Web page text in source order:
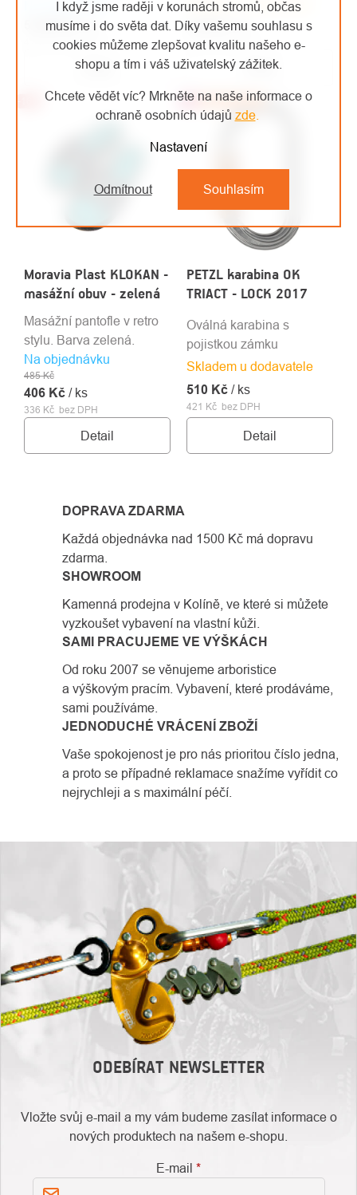
I když jsme raději v korunách stromů, občas
musíme i do světa dat. Díky vašemu souhlasu s
cookies můžeme zlepšovat kvalitu našeho e-
shopu a tím i váš uživatelský zážitek.
Chcete vědět víc? Mrkněte na naše informace o
ochraně osobních údajů zde.
Nastavení
Odmítnout Souhlasím
Na objednávku
4 401 Kč bez DPH
5 325 Kč/ ks
Detail
lese a práce s motorovou
pilou.
Skladem u dodavatele
119 Kč bez DPH
144 Kč/ ks
Detail
566 • EN 795B
Moravia Plast KLOKAN -
masážní obuv - zelená
Na objednávku
336 Kč bez DPH
485 Kč
406 Kč / ks
Detail
Masážní pantofle v retro
stylu. Barva zelená.
Top Doporučujeme
PETZL karabina OK
TRIACT - LOCK 2017
Skladem u dodavatele
421 Kč bez DPH
510 Kč / ks
Detail
Oválná karabina s
pojistkou zámku
DOPRAVA ZDARMA
Každá objednávka nad 1500 Kč má dopravu
zdarma.
SHOWROOM
Kamenná prodejna v Kolíně, ve které si můžete
vyzkoušet vybavení na vlastní kůži.
SAMI PRACUJEME VE VÝŠKÁCH
Od roku 2007 se věnujeme arboristice
a výškovým pracím. Vybavení, které prodáváme,
sami používáme.
JEDNODUCHÉ VRÁCENÍ ZBOŽÍ
Vaše spokojenost je pro nás prioritou číslo jedna,
a proto se případné reklamace snažíme vyřídit co
nejrychleji a s maximální péčí.
ODEBÍRAT NEWSLETTER
Vložte svůj e-mail a my vám budeme zasílat informace o
nových produktech na našem e-shopu.
E-mail